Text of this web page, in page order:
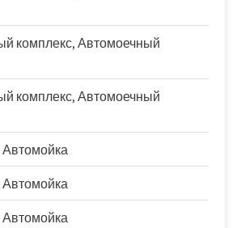
комплекс, Автомоечный
комплекс, Автомоечный